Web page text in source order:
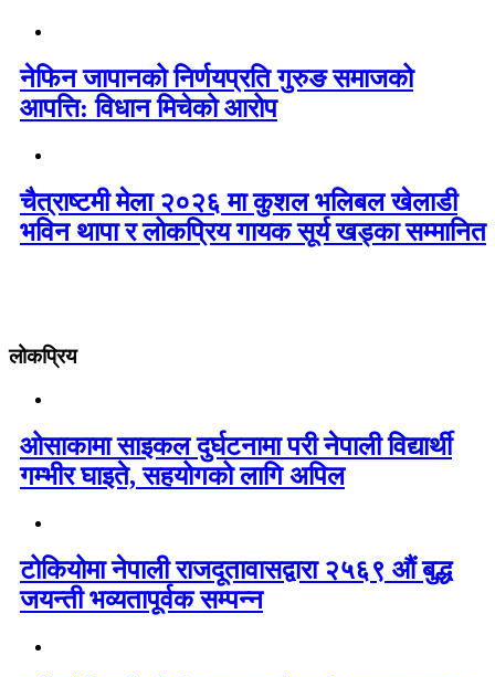
नेफिन जापानको निर्णयप्रति गुरुङ समाजको
आपत्ति: विधान मिचेको आरोप
चैत्राष्टमी मेला २०२६ मा कुशल भलिबल खेलाडी
भविन थापा र लोकप्रिय गायक सूर्य खड्का सम्मानित
लोकप्रिय
ओसाकामा साइकल दुर्घटनामा परी नेपाली विद्यार्थी
गम्भीर घाइते, सहयोगको लागि अपिल
टोकियोमा नेपाली राजदूतावासद्वारा २५६९ औं बुद्ध
जयन्ती भव्यतापूर्वक सम्पन्न